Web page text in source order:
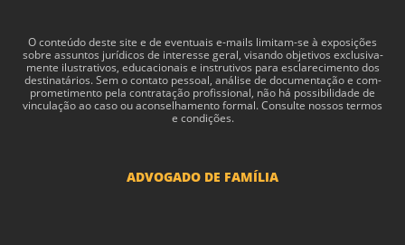
O con­teúdo deste site e de even­tu­ais e-​mails limitam-​se à exposições
sobre assun­tos jurídi­cos de inter­esse geral, visando obje­tivos exclu­si­va­
mente ilus­tra­tivos, edu­ca­cionais e instru­tivos para esclarec­i­mento dos
des­ti­natários. Sem o con­tato pes­soal, análise de doc­u­men­tação e com­
pro­me­ti­mento pela con­tratação profis­sional, não há pos­si­bil­i­dade de
vin­cu­lação ao caso ou acon­sel­hamento for­mal. Consulte nossos termos
e condições.
ADVOGADO DE FAMÍLIA